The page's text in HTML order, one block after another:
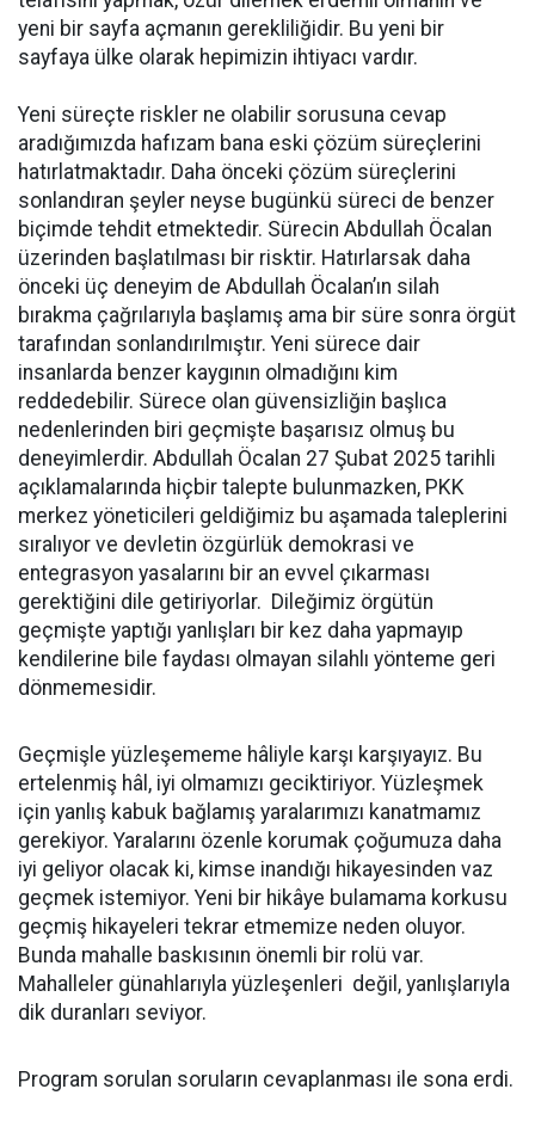
yeni bir sayfa açmanın gerekliliğidir. Bu yeni bir
sayfaya ülke olarak hepimizin ihtiyacı vardır.
Yeni süreçte riskler ne olabilir sorusuna cevap
aradığımızda hafızam bana eski çözüm süreçlerini
hatırlatmaktadır. Daha önceki çözüm süreçlerini
sonlandıran şeyler neyse bugünkü süreci de benzer
biçimde tehdit etmektedir. Sürecin Abdullah Öcalan
üzerinden başlatılması bir risktir. Hatırlarsak daha
önceki üç deneyim de Abdullah Öcalan’ın silah
bırakma çağrılarıyla başlamış ama bir süre sonra örgüt
tarafından sonlandırılmıştır. Yeni sürece dair
insanlarda benzer kaygının olmadığını kim
reddedebilir. Sürece olan güvensizliğin başlıca
nedenlerinden biri geçmişte başarısız olmuş bu
deneyimlerdir. Abdullah Öcalan 27 Şubat 2025 tarihli
açıklamalarında hiçbir talepte bulunmazken, PKK
merkez yöneticileri geldiğimiz bu aşamada taleplerini
sıralıyor ve devletin özgürlük demokrasi ve
entegrasyon yasalarını bir an evvel çıkarması
gerektiğini dile getiriyorlar. Dileğimiz örgütün
geçmişte yaptığı yanlışları bir kez daha yapmayıp
kendilerine bile faydası olmayan silahlı yönteme geri
dönmemesidir.
Geçmişle yüzleşememe hâliyle karşı karşıyayız. Bu
ertelenmiş hâl, iyi olmamızı geciktiriyor. Yüzleşmek
için yanlış kabuk bağlamış yaralarımızı kanatmamız
gerekiyor. Yaralarını özenle korumak çoğumuza daha
iyi geliyor olacak ki, kimse inandığı hikayesinden vaz
geçmek istemiyor. Yeni bir hikâye bulamama korkusu
geçmiş hikayeleri tekrar etmemize neden oluyor.
Bunda mahalle baskısının önemli bir rolü var.
Mahalleler günahlarıyla yüzleşenleri değil, yanlışlarıyla
dik duranları seviyor.
Program sorulan soruların cevaplanması ile sona erdi.